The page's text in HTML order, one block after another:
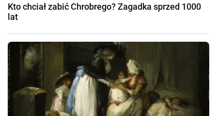
Kto chciał zabić Chrobrego? Zagadka sprzed 1000
lat